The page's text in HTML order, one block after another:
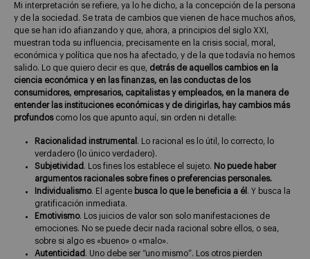
Mi interpretación se refiere, ya lo he dicho, a la concepción de la persona
y de la sociedad. Se trata de cambios que vienen de hace muchos años,
que se han ido afianzando y que, ahora, a principios del siglo XXI,
muestran toda su influencia, precisamente en la crisis social, moral,
económica y política que nos ha afectado, y de la que todavía no hemos
salido. Lo que quiero decir es que, detrás de aquellos cambios en la
ciencia económica y en las finanzas, en las conductas de los
consumidores, empresarios, capitalistas y empleados, en la manera de
entender las instituciones económicas y de dirigirlas, hay cambios más
profundoscomo los que apunto aquí, sin orden ni detalle:
Racionalidad instrumental . Lo racional es lo útil, lo correcto, lo
verdadero (lo único verdadero).
Subjetividad . Los fines los establece el sujeto. No puede haber
argumentos racionales sobre fines o preferencias personales.
Individualismo. El agente busca lo que le beneficia a él . Y busca la
gratificación inmediata.
Emotivismo. Los juicios de valor son solo manifestaciones de
emociones. No se puede decir nada racional sobre ellos, o sea,
sobre si algo es «bueno» o «malo».
Autenticidad . Uno debe ser “uno mismo”. Los otros pierden